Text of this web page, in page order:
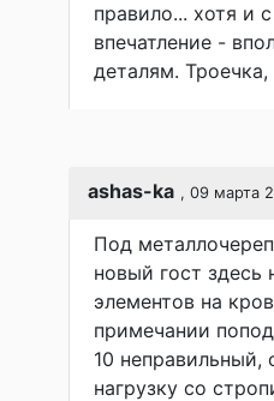
правило... хотя и
впечатление -
деталям.
ashas-ka , 09 марта
Под
новый гост здесь
элементов на
примечании
10 неправильный,
нагрузку со